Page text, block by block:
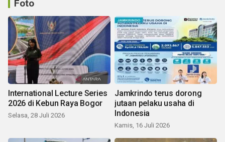
Foto
International Lecture Series
2026 di Kebun Raya Bogor
Selasa, 28 Juli 2026
Jamkrindo terus dorong
jutaan pelaku usaha di
Indonesia
Kamis, 16 Juli 2026